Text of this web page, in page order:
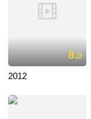
8.0
2012